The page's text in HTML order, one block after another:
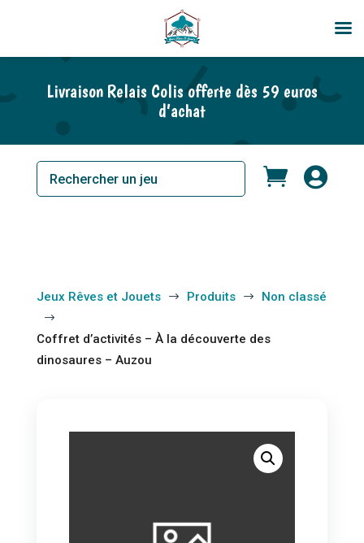
Livraison Relais Colis offerte dès 59 euros
d’achat
 
Jeux Rêves et Jouets $ Produits $ Non classé
$
Coffret d’activités – À la découverte des
dinosaures – Auzou